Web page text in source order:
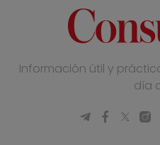
Información útil y
día